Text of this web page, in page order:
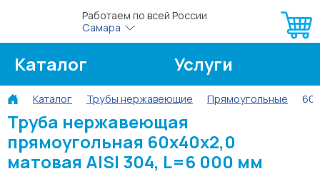
Работаем по всей России
Самара
Каталог
Услуги
О компании
Об оплате
Блог
Контакты
Каталог Трубы нержавеющие Прямоугольные
Труба нержавеющая
прямоугольная 60х40х2,0
матовая AISI 304, L=6 000 мм